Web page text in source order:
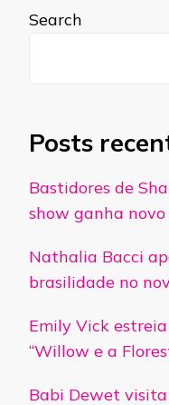
Search
Posts
Bastidores de
show ganha
Nathalia Bacci
brasilidade no
Emily Vick
“Willow e a
Babi Dewet